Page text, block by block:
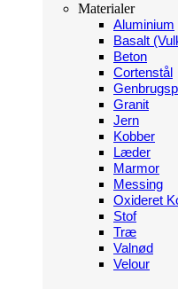
Materialer
Aluminium
Basalt
Beton
Cortenstål
Granit
Jern
Kobber
Læder
Marmor
Messing
Oxideret
Stof
Træ
Valnød
Velour